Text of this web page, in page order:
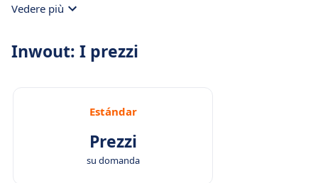
Vedere più
Inwout: I prezzi
Estándar
Prezzi
su domanda